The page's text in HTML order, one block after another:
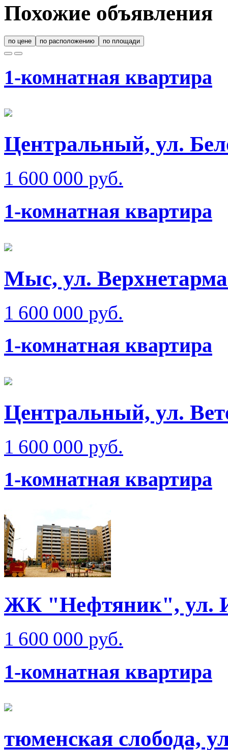
Похожие объявления
по цене по расположению по площади
1-комнатная квартира
Центральный, ул.
1 600 000 руб.
1-комнатная квартира
Мыс, ул.
1 600 000 руб.
1-комнатная квартира
Центральный, ул.
1 600 000 руб.
1-комнатная квартира
ЖК "Нефтяник", ул.
1 600 000 руб.
1-комнатная квартира
тюменская слобода,